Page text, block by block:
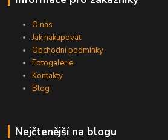
O nás
Jak nakupovat
Obchodní podmínky
Fotogalerie
Kontakty
Blog
Nejčtenější na blogu